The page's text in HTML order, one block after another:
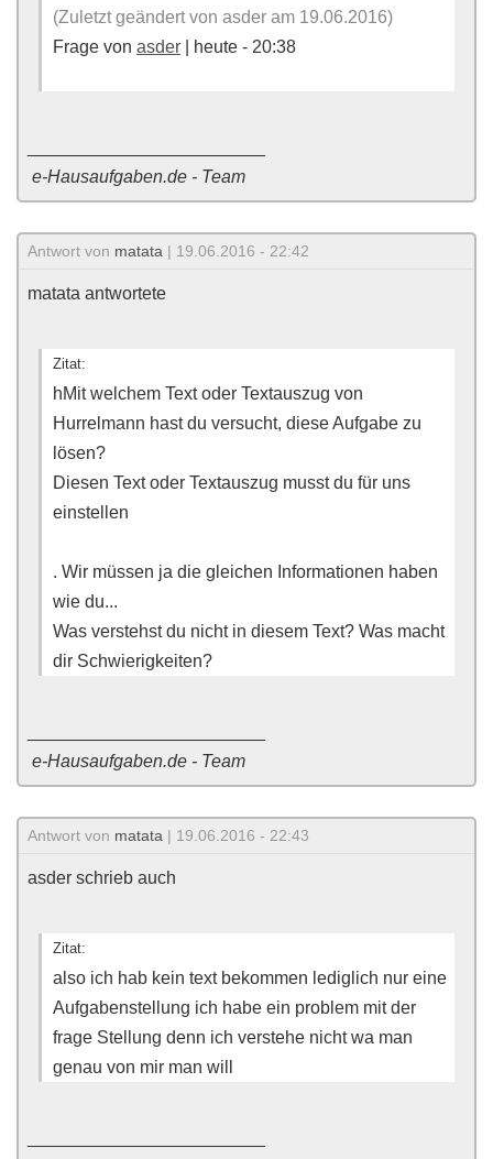
(Zuletzt geändert von asder am 19.06.2016)
Frage von asder | heute - 20:38
e-Hausaufgaben.de - Team
Antwort von matata | 19.06.2016 - 22:42
matata antwortete
Zitat:
hMit welchem Text oder Textauszug von
Hurrelmann hast du versucht, diese Aufgabe zu
lösen?
Diesen Text oder Textauszug musst du für uns
einstellen
. Wir müssen ja die gleichen Informationen haben
wie du...
Was verstehst du nicht in diesem Text? Was macht
dir Schwierigkeiten?
e-Hausaufgaben.de - Team
Antwort von matata | 19.06.2016 - 22:43
asder schrieb auch
Zitat:
also ich hab kein text bekommen lediglich nur eine
Aufgabenstellung ich habe ein problem mit der
frage Stellung denn ich verstehe nicht wa man
genau von mir man will